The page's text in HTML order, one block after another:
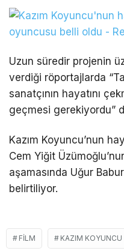
Uzun süredir projenin
verdiği röportajlarda
sanatçının hayatını
geçmesi gerekiyordu”
Kazım Koyuncu’nun
Cem Yiğit
aşamasında Uğur
belirtiliyor.
FILM KAZIM KOYUNCU